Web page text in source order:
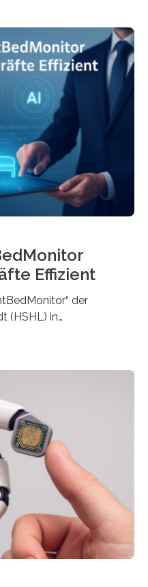
Effizient
der
(HSHL) in
sind oder in ihrer
Datenübertragung. Die
Begleitung
Das Ziel ist
der Person
Personen unterstützt
Alarm schlägt. „Die Idee